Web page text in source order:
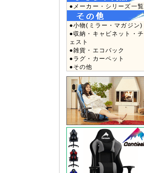
●メーカー・シリーズ一覧
●小物(ミラー・マガジン)
●収納・キャビネット・チ
ェスト
●雑貨・エコバック
●ラグ・カーペット
●その他